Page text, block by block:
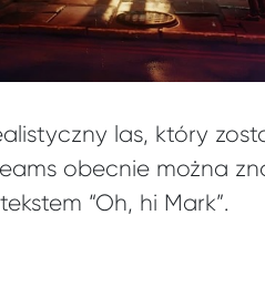
las, który
obecnie można
“Oh, hi Mark”.